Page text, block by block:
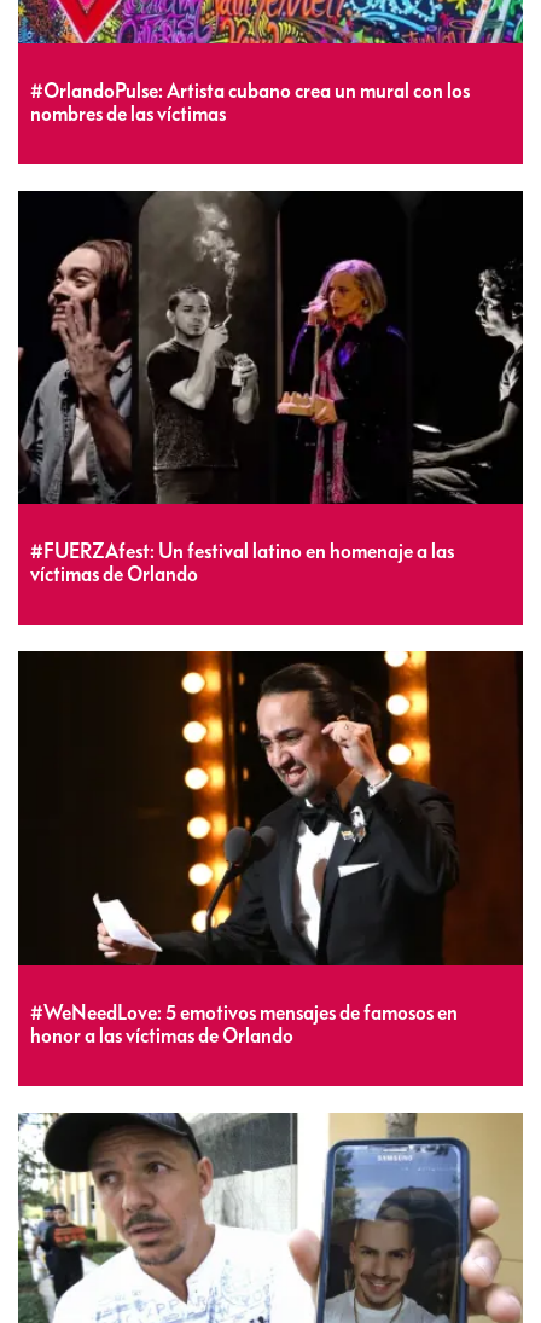
#OrlandoPulse: Artista cubano crea un mural con los
nombres de las víctimas
#FUERZAfest: Un festival latino en homenaje a las
víctimas de Orlando
#WeNeedLove: 5 emotivos mensajes de famosos en
honor a las víctimas de Orlando